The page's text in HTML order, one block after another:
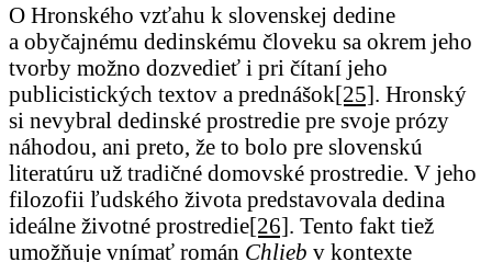
O Hronského vzťahu k slovenskej dedine
a obyčajnému dedinskému človeku sa okrem jeho
tvorby možno dozvedieť i pri čítaní jeho
publicistických textov a prednášok[25]. Hronský
si nevybral dedinské prostredie pre svoje prózy
náhodou, ani preto, že to bolo pre slovenskú
literatúru už tradičné domovské prostredie. V jeho
filozofii ľudského života predstavovala dedina
ideálne životné prostredie[26]. Tento fakt tiež
umožňuje vnímať román Chlieb v kontexte